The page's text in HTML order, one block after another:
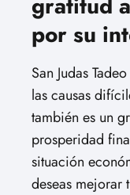
por su
San Judas
las causas
también es un
prosperidad
situación
deseas mejorar